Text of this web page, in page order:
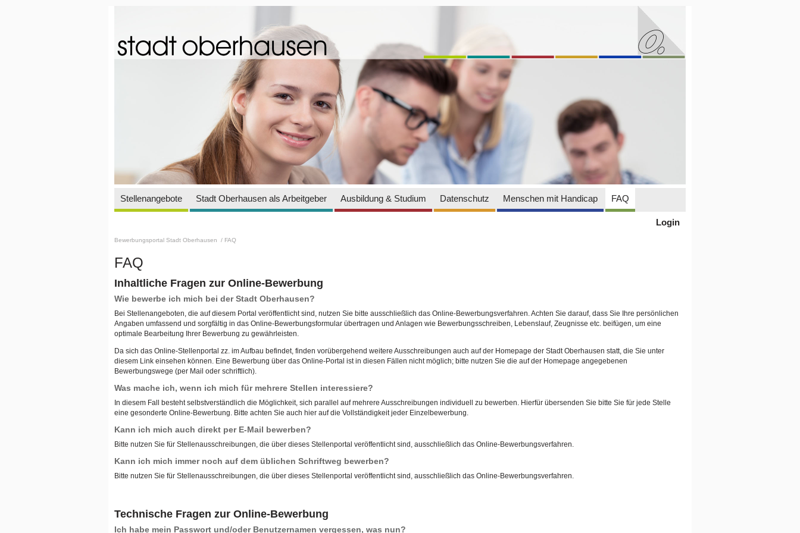
Stellenangebote Stadt Oberhausen als Arbeitgeber Ausbildung & Studium Datenschutz Menschen mit Handicap FAQ
Login
Bewerbungsportal Stadt Oberhausen / FAQ
FAQ
Inhaltliche Fragen zur Online-Bewerbung
Wie bewerbe ich mich bei der Stadt Oberhausen?
Bei Stellenangeboten, die auf diesem Portal veröffentlicht sind, nutzen Sie bitte ausschließlich das Online-Bewerbungsverfahren. Achten Sie darauf, dass Sie Ihre persönlichen
Angaben umfassend und sorgfältig in das Online-Bewerbungsformular übertragen und Anlagen wie Bewerbungsschreiben, Lebenslauf, Zeugnisse etc. beifügen, um eine
optimale Bearbeitung Ihrer Bewerbung zu gewährleisten.
Da sich das Online-Stellenportal zz. im Aufbau befindet, finden vorübergehend weitere Ausschreibungen auch auf der Homepage der Stadt Oberhausen statt, die Sie unter
diesem Link einsehen können. Eine Bewerbung über das Online-Portal ist in diesen Fällen nicht möglich; bitte nutzen Sie die auf der Homepage angegebenen
Bewerbungswege (per Mail oder schriftlich).
Was mache ich, wenn ich mich für mehrere Stellen interessiere?
In diesem Fall besteht selbstverständlich die Möglichkeit, sich parallel auf mehrere Ausschreibungen individuell zu bewerben. Hierfür übersenden Sie bitte Sie für jede Stelle
eine gesonderte Online-Bewerbung. Bitte achten Sie auch hier auf die Vollständigkeit jeder Einzelbewerbung.
Kann ich mich auch direkt per E-Mail bewerben?
Bitte nutzen Sie für Stellenausschreibungen, die über dieses Stellenportal veröffentlicht sind, ausschließlich das Online-Bewerbungsverfahren.
Kann ich mich immer noch auf dem üblichen Schriftweg bewerben?
Bitte nutzen Sie für Stellenausschreibungen, die über dieses Stellenportal veröffentlicht sind, ausschließlich das Online-Bewerbungsverfahren.
Technische Fragen zur Online-Bewerbung
Ich habe mein Passwort und/oder Benutzernamen vergessen, was nun?